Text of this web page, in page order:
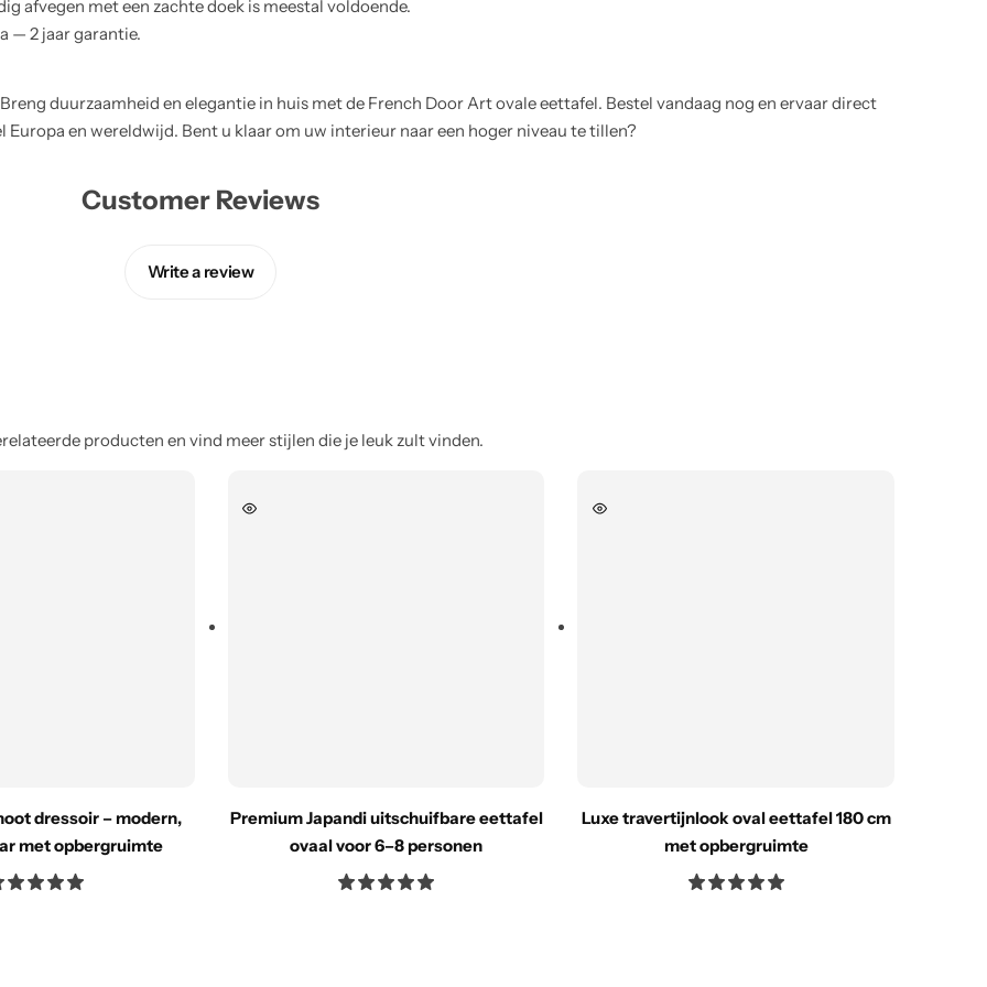
afvegen met een zachte doek is meestal voldoende.
— 2 jaar garantie.
duurzaamheid en elegantie in huis met de French Door Art ovale eettafel. Bestel vandaag nog en ervaar direct
en wereldwijd. Bent u klaar om uw interieur naar een hoger niveau te tillen?
Customer Reviews
Write a review
producten en vind meer stijlen die je leuk zult vinden.
dressoir – modern,
met opbergruimte
Premium Japandi uitschuifbare eettafel
ovaal voor 6–8 personen
Luxe travertijnlook oval eettafel 180 cm
met opbergruimte